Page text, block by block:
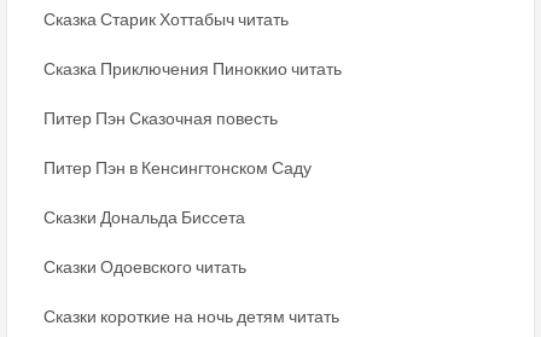
Сказка Старик Хоттабыч читать
Сказка Приключения Пиноккио читать
Питер Пэн Сказочная повесть
Питер Пэн в Кенсингтонском Саду
Сказки Дональда Биссета
Сказки Одоевского читать
Сказки короткие на ночь детям читать